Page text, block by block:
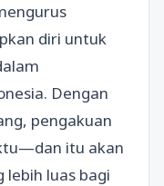
diri untuk
Dengan
pengakuan
itu akan
lebih luas bagi